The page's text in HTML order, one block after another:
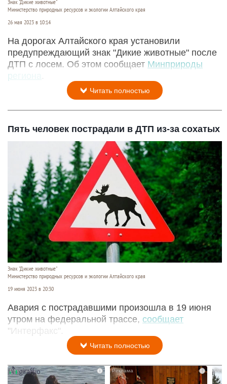
Знак "Дикие животные"
Министерство природных ресурсов и экологии Алтайского края
26 мая 2023 в 10:14
На дорогах Алтайского края установили
предупреждающий знак "Дикие животные" после
ДТП с лосем. Об этом сообщает Минприроды
региона
Читать полностью
Пять человек пострадали в ДТП из-за сохатых
Знак "Дикие животные"
Министерство природных ресурсов и экологии Алтайского края
19 июня 2023 в 20:30
Авария с пострадавшими произошла в 19 июня
утром на федеральной траccе, сообщает
"Интерфакс".
Читать полностью
i